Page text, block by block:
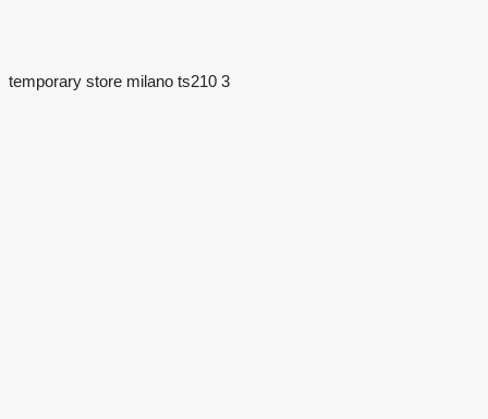
temporary store milano ts210 3